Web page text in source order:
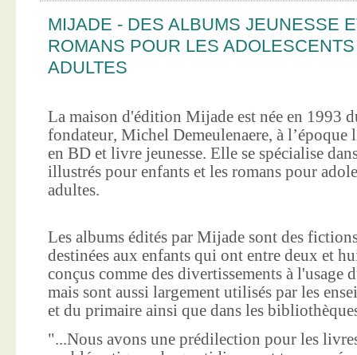
MIJADE - DES ALBUMS JEUNESSE
ROMANS POUR LES
ADULTES
La maison d'édition Mijade est née en 1993
fondateur, Michel Demeulenaere, à l’époque
en BD et livre jeunesse. Elle se spécialise
illustrés pour enfants et les romans pour
adultes.
Les albums édités par Mijade sont des
destinées aux enfants qui ont entre deux et
conçus comme des divertissements à
mais sont aussi largement utilisés par les
et du primaire ainsi que dans les
"...Nous avons une prédilection pour les